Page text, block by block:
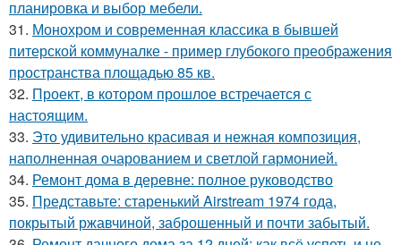
планировка и выбор мебели.
31. Монохром и современная классика в бывшей
питерской коммуналке - пример глубокого преображения
пространства площадью 85 кв.
32. Проект, в котором прошлое встречается с
настоящим.
33. Это удивительно красивая и нежная композиция,
наполненная очарованием и светлой гармонией.
34. Ремонт дома в деревне: полное руководство
35. Представьте: старенький Airstream 1974 года,
покрытый ржавчиной, заброшенный и почти забытый.